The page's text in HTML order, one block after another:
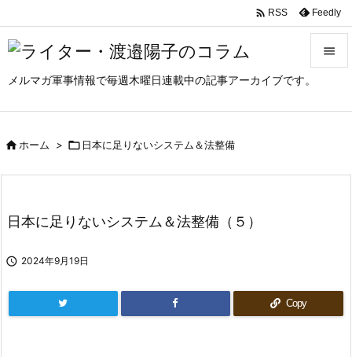
メルマガ軍事情報で毎週木曜日連載中の記事アーカイブです。

 RSS Feedly
ホーム >  日本に足りないシステム＆法整備
日本に足りないシステム＆法整備（５）
 2024年9月19日
Copy